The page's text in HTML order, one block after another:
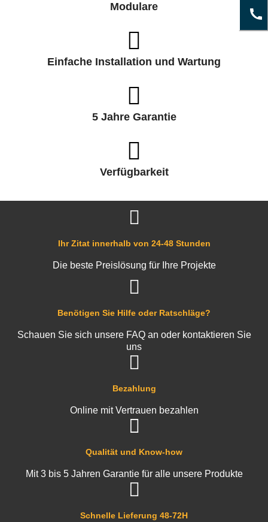
Modulare
Einfache Installation und Wartung
5 Jahre Garantie
Verfügbarkeit
Schnelle Lieferung 48-72H
Qualität und Know-how
Mit 3 bis 5 Jahren Garantie für alle unsere Produkte
Bezahlung
Online mit Vertrauen bezahlen
Benötigen Sie Hilfe oder Ratschläge?
Schauen Sie sich unsere FAQ an oder kontaktieren Sie
uns
Ihr Zitat innerhalb von 24-48 Stunden
Die beste Preislösung für Ihre Projekte